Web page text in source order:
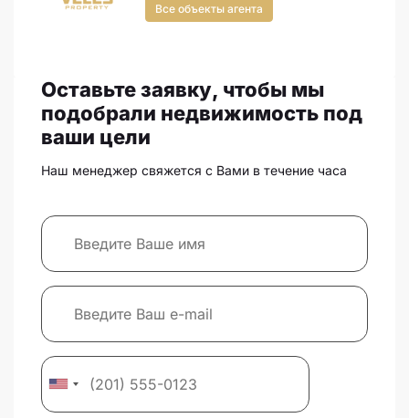
Все объекты агента
Оставьте заявку, чтобы мы
подобрали недвижимость под
ваши цели
Наш менеджер свяжется с Вами в течение часа